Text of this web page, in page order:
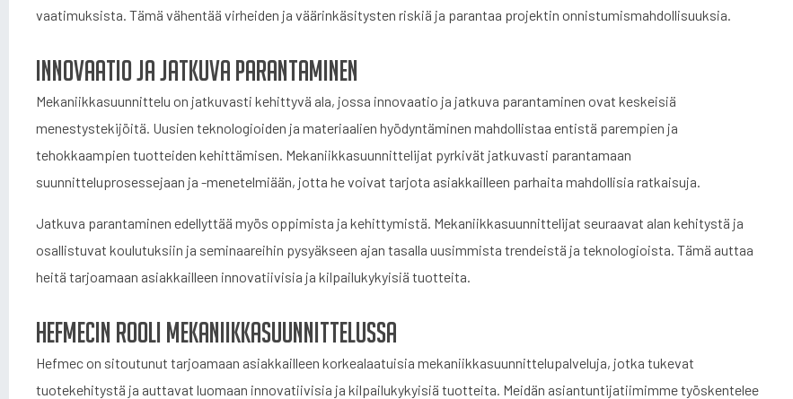
vaatimuksista. Tämä vähentää virheiden ja väärinkäsitysten riskiä ja parantaa projektin onnistumismahdollisuuksia.
Innovaatio ja jatkuva parantaminen
Mekaniikkasuunnittelu on jatkuvasti kehittyvä ala, jossa innovaatio ja jatkuva parantaminen ovat keskeisiä
menestystekijöitä. Uusien teknologioiden ja materiaalien hyödyntäminen mahdollistaa entistä parempien ja
tehokkaampien tuotteiden kehittämisen. Mekaniikkasuunnittelijat pyrkivät jatkuvasti parantamaan
suunnitteluprosessejaan ja -menetelmiään, jotta he voivat tarjota asiakkailleen parhaita mahdollisia ratkaisuja.
Jatkuva parantaminen edellyttää myös oppimista ja kehittymistä. Mekaniikkasuunnittelijat seuraavat alan kehitystä ja
osallistuvat koulutuksiin ja seminaareihin pysyäkseen ajan tasalla uusimmista trendeistä ja teknologioista. Tämä auttaa
heitä tarjoamaan asiakkailleen innovatiivisia ja kilpailukykyisiä tuotteita.
Hefmecin rooli mekaniikkasuunnittelussa
Hefmec on sitoutunut tarjoamaan asiakkailleen korkealaatuisia mekaniikkasuunnittelupalveluja, jotka tukevat
tuotekehitystä ja auttavat luomaan innovatiivisia ja kilpailukykyisiä tuotteita. Meidän asiantuntijatiimimme työskentelee